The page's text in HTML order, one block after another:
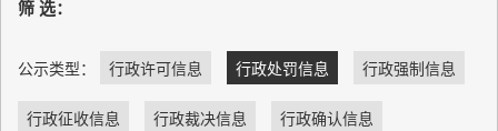
筛 选：
公示类型： 行政许可信息 行政处罚信息 行政强制信息
行政征收信息 行政裁决信息 行政确认信息